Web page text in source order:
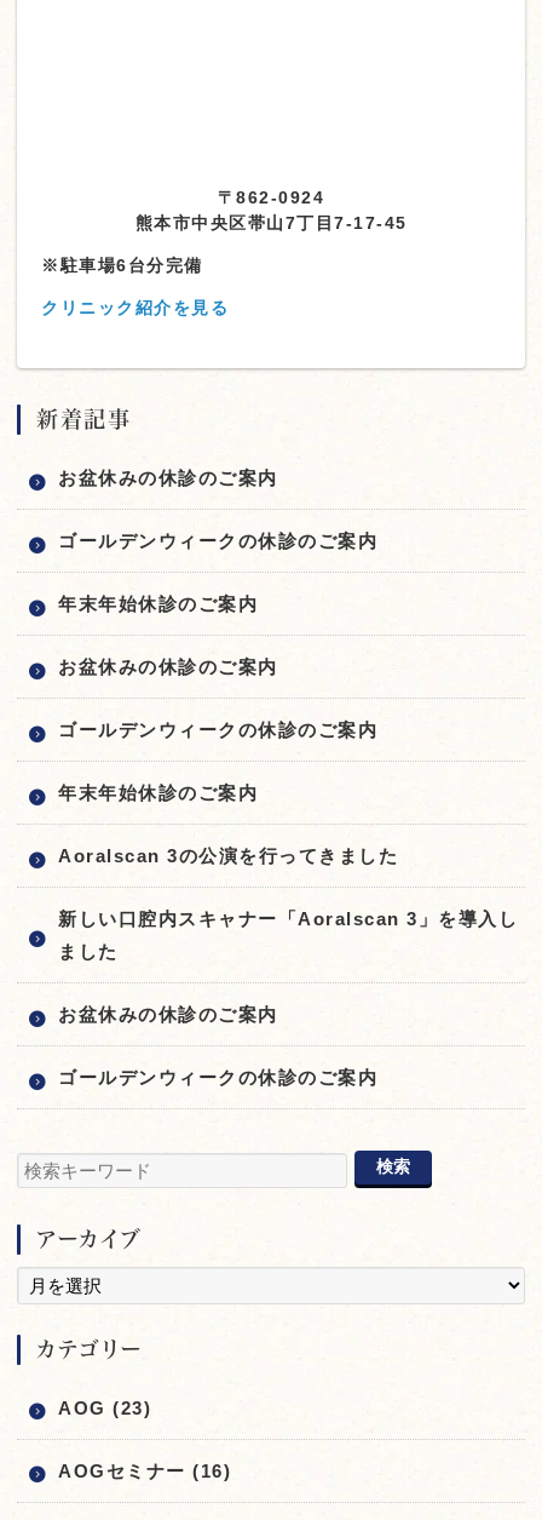
〒862-0924
熊本市中央区帯山7丁目7-17-45
※駐車場6台分完備
クリニック紹介を見る
新着記事
お盆休みの休診のご案内
ゴールデンウィークの休診のご案内
年末年始休診のご案内
お盆休みの休診のご案内
ゴールデンウィークの休診のご案内
年末年始休診のご案内
Aoralscan 3の公演を行ってきました
新しい口腔内スキャナー「Aoralscan 3」を導入し
ました
お盆休みの休診のご案内
ゴールデンウィークの休診のご案内
アーカイブ
カテゴリー
AOG (23)
AOGセミナー (16)